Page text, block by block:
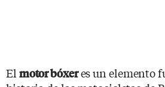
El motor bóxeres un elemento